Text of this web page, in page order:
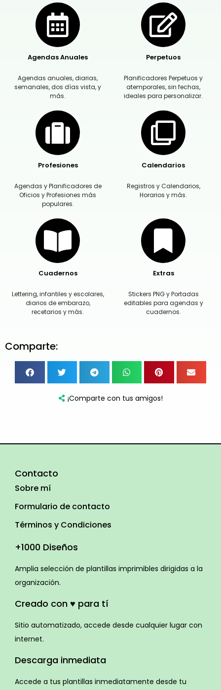
Agendas Anuales
Agendas anuales, diarias,
semanales, dos días vista, y
más.
Perpetuos
Planificadores Perpetuos y
atemporales, sin fechas,
ideales para personalizar.
Profesiones
Agendas y Planificadores de
Oficios y Profesiones más
populares.
Calendarios
Registros y Calendarios,
Horarios y más.
Cuadernos
Lettering, infantiles y escolares,
diarios de embarazo,
recetarios y más.
Extras
Stickers PNG y Portadas
editables para agendas y
cuadernos.
Comparte:
¡Comparte con tus amigos!
Contacto
Sobre mí
Formulario de contacto
Términos y Condiciones
+1000 Diseños
Amplia selección de plantillas imprimibles dirigidas a la
organización.
Creado con ♥ para tí
Sitio automatizado, accede desde cualquier lugar con
internet.
Descarga inmediata
Accede a tus plantillas inmediatamente desde tu